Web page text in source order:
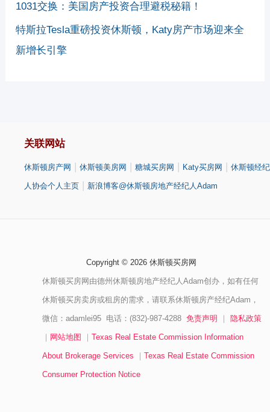
1031交换：美国房产投资合理避税秘籍！
特斯拉Tesla重磅投资休斯顿，Katy房产市场迎来全
新增长引擎
关联网站
休斯顿房产网 休斯顿美房网 糖城买房网 Katy买房网 休斯顿经纪
人协会个人主页 新浪博客@休斯顿房地产经纪人Adam
Copyright © 2026 休斯顿买房网
休斯顿买房网由德州休斯顿房地产经纪人Adam创办，如有任何
休斯顿买房卖房或租房的需求，请联系休斯顿房产经纪Adam，
微信：adamlei95 电话：(832)-987-4288 免责声明 隐私政策
网站地图 Texas Real Estate Commission Information
About Brokerage Services Texas Real Estate Commission
Consumer Protection Notice